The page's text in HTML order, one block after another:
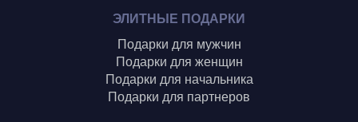
ЭЛИТНЫЕ ПОДАРКИ
Подарки для мужчин
Подарки для женщин
Подарки для начальника
Подарки для партнеров